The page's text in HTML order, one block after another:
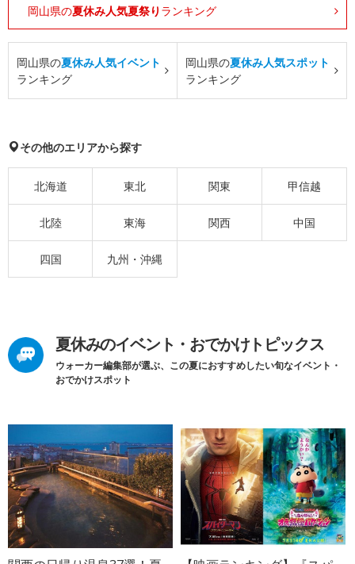
岡山県の夏休み人気夏祭り ランキング
岡山県の夏休み人気イベント
ランキング
岡山県の夏休み人気スポット
ランキング
その他のエリアから探す
北海道 東北 関東 甲信越
北陸 東海 関西 中国
四国 九州・沖縄
夏休みのイベント・おでかけトピックス
ウォーカー編集部が選ぶ、この夏におすすめしたい旬なイベント・
おでかけスポット